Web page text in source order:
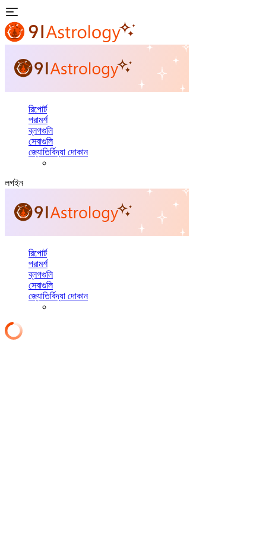
রিপোর্ট
পরামর্শ
ব্লগগুলি
সেবাগুলি
জ্যোতির্বিদ্যা দোকান
লগইন
রিপোর্ট
পরামর্শ
ব্লগগুলি
সেবাগুলি
জ্যোতির্বিদ্যা দোকান